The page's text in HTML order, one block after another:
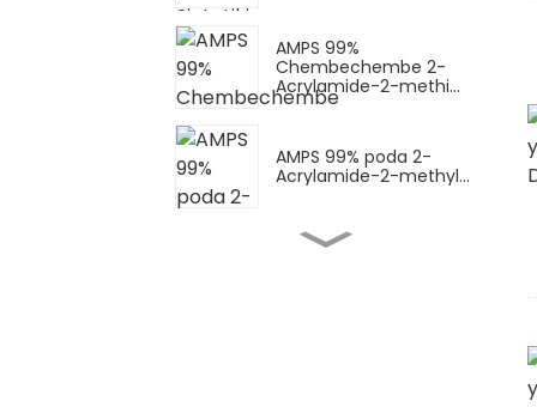
AMPS 99%
Chembechembe 2-
Acrylamide-2-methi...
AMPS 99% poda 2-
Acrylamide-2-methyl...
Poda ya AMPS-Na